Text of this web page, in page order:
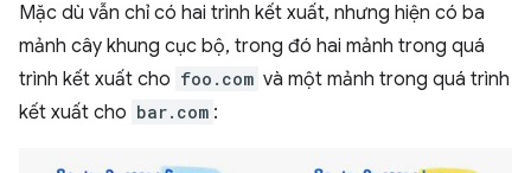
Mặc dù vẫn chỉ có hai trình kết xuất, nhưng hiện có ba
mảnh cây khung cục bộ, trong đó hai mảnh trong quá
trình kết xuất cho foo.com và một mảnh trong quá trình
kết xuất cho bar.com :